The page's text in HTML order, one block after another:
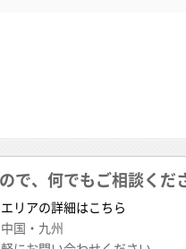
で、何でもご相談くだ
エリアの詳細はこちら
国・九州